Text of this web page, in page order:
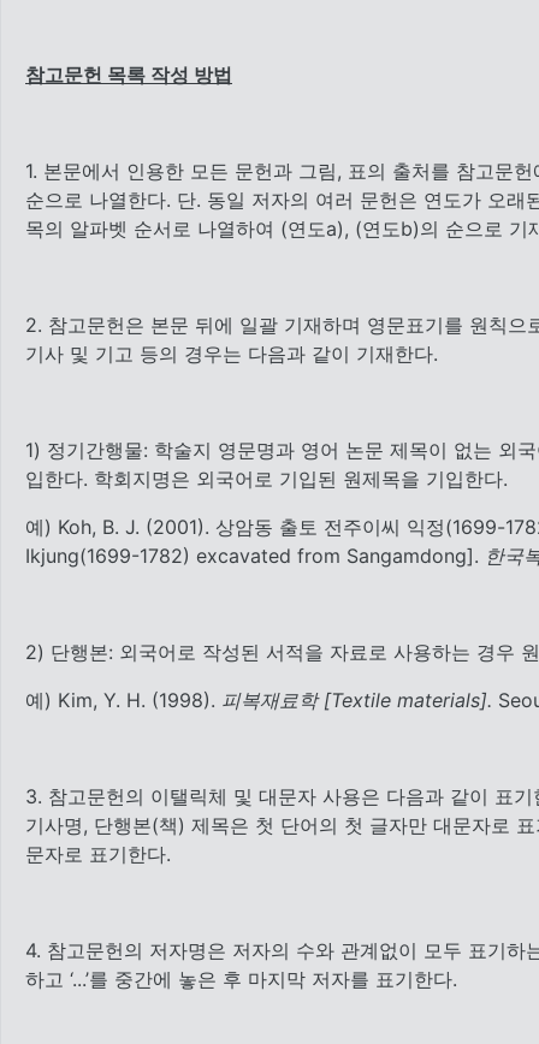
참고문헌 목록 작성 방법
1. 본문에서 인용한 모든 문헌과 그림, 표의 출처를 참고문
순으로 나열한다. 단. 동일 저자의 여러 문헌은 연도가 오
목의 알파벳 순서로 나열하여 (연도a), (연도b)의 순으로 기
2. 참고문헌은 본문 뒤에 일괄 기재하며 영문표기를 원칙
기사 및 기고 등의 경우는 다음과 같이 기재한다.
1) 정기간행물: 학술지 영문명과 영어 논문 제목이 없는 외
입한다. 학회지명은 외국어로 기입된 원제목을 기입한다.
예) Koh, B. J. (2001). 상암동 출토 전주이씨 익정(1699-
Ikjung(1699-1782) excavated from Sangamdong]. 한국
2) 단행본: 외국어로 작성된 서적을 자료로 사용하는 경우
예) Kim, Y. H. (1998). 피복재료학 [Textile materials].
3. 참고문헌의 이탤릭체 및 대문자 사용은 다음과 같이 표
기사명, 단행본(책) 제목은 첫 단어의 첫 글자만 대문자로
문자로 표기한다.
4. 참고문헌의 저자명은 저자의 수와 관계없이 모두 표기
하고 ‘...’를 중간에 놓은 후 마지막 저자를 표기한다.